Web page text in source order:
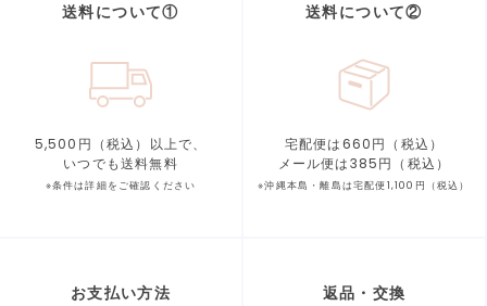
送料について①
5,500円（税込）以上で、
いつでも送料無料
※条件は詳細をご確認ください
送料について②
宅配便は660円（税込）
メール便は385円（税込）
※沖縄本島・離島は宅配便1,100円（税込）
お支払い方法 返品・交換